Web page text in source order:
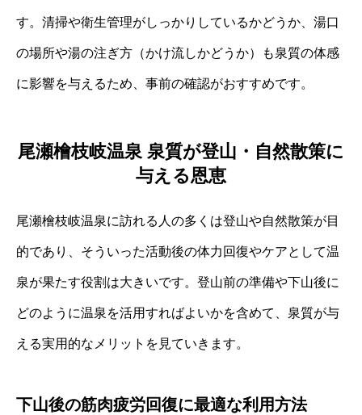
す。清掃や衛生管理がしっかりしているかどうか、湯口
の場所や湯の注ぎ方（かけ流しかどうか）も泉質の体感
に影響を与えるため、事前の確認がおすすめです。
尾瀬檜枝岐温泉 泉質が登山・自然散策に
与える恩恵
尾瀬檜枝岐温泉に訪れる人の多くは登山や自然散策が目
的であり、そういった活動後の体力回復やケアとして温
泉が果たす役割は大きいです。登山前の準備や下山後に
どのように温泉を活用すればよいかを含めて、泉質が与
える実用的なメリットを見ていきます。
下山後の筋肉疲労回復に最適な利用方法